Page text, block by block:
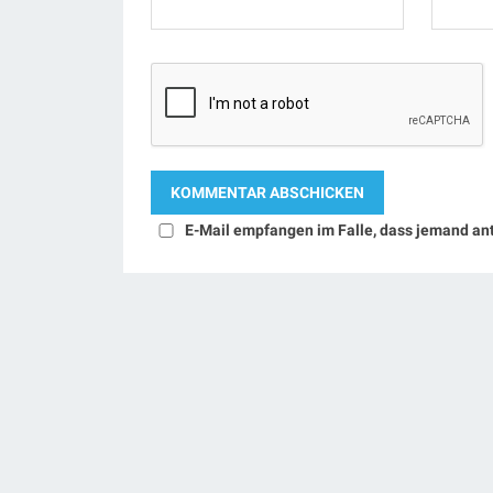
E-Mail empfangen im Falle, dass jemand